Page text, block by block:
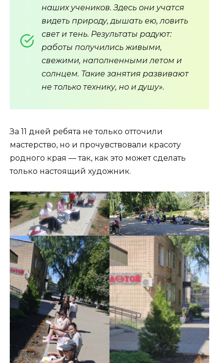
наших учеников. Здесь они учатся
видеть природу, дышать ею, ловить
свет и тень. Результаты радуют:
работы получились живыми,
свежими, наполненными летом и
солнцем. Такие занятия развивают
не только технику, но и душу».
За 11 дней ребята не только отточили
мастерство, но и прочувствовали красоту
родного края — так, как это может сделать
только настоящий художник.